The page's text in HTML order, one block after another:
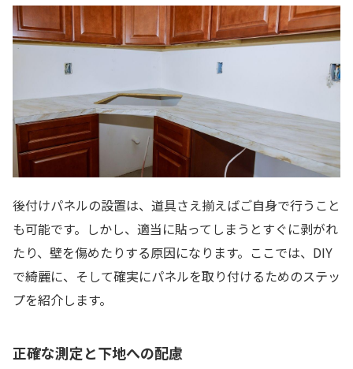
後付けパネルの設置は、道具さえ揃えばご自身で行うこと
も可能です。しかし、適当に貼ってしまうとすぐに剥がれ
たり、壁を傷めたりする原因になります。ここでは、DIY
で綺麗に、そして確実にパネルを取り付けるためのステッ
プを紹介します。
正確な測定と下地への配慮